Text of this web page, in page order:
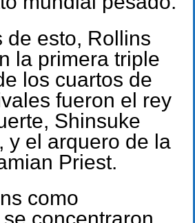
de esto, Rollins
la primera triple
los cuartos de
fueron el rey
Shinsuke
y el arquero de la
Priest.
como